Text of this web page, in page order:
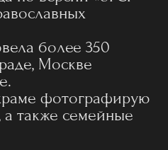
более 350
Москве
фотографирую
также семейные